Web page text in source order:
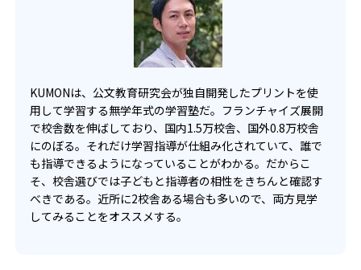
KUMONは、公文教育研究会が独自開発したプリントを使
用して学習する無学年式の学習塾だ。フランチャイズ展開
で校舎数を伸ばしており、国内1.5万校舎、国外0.8万校舎
にのぼる。それだけ学習指導が仕組み化されていて、誰で
も指導できるようになっていることがわかる。だからこ
そ、校舎選びでは子どもと指導者の相性をきちんと確認す
べきである。近所に2校舎ある場合も多いので、両方見学
してみることをオススメする。